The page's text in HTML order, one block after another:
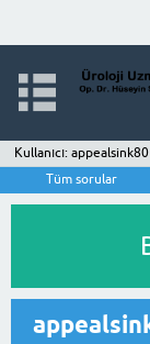
Kullanıcı: appealsink80
Tüm sorular